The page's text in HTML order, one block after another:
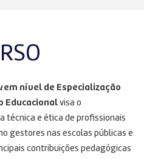
em nível de Especialização
Educacional visa o
técnica e ética de profissionais
gestores nas escolas públicas e
contribuições pedagógicas